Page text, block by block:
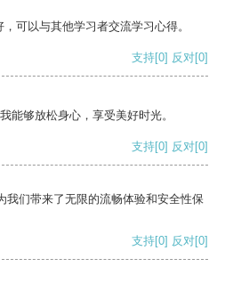
可以与其他学习者交流学习心得。
支持[0] 反对[0]
能够放松身心，享受美好时光。
支持[0] 反对[0]
我们带来了无限的流畅体验和安全性保
支持[0] 反对[0]